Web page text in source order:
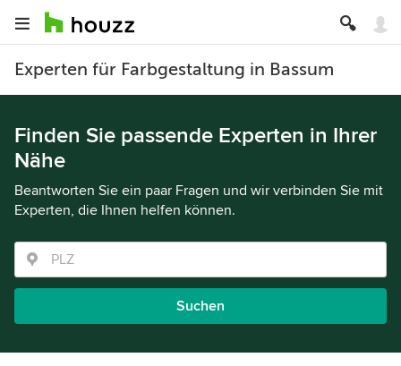
Experten für Farbgestaltung in Bassum
Finden Sie passende Experten in Ihrer
Nähe
Beantworten Sie ein paar Fragen und wir verbinden Sie mit
Experten, die Ihnen helfen können.
Suchen